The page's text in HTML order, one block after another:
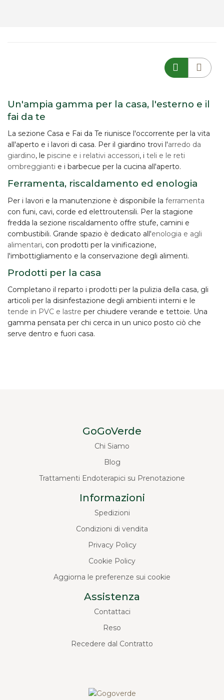
Un'ampia gamma per la casa, l'esterno e il
fai da te
La sezione Casa e Fai da Te riunisce l'occorrente per la vita
all'aperto e i lavori di casa. Per il giardino trovi l'arredo da
giardino, le piscine e i relativi accessori, i teli e le reti
ombreggianti e i barbecue per la cucina all'aperto.
Ferramenta, riscaldamento ed enologia
Per i lavori e la manutenzione è disponibile la ferramenta
con funi, cavi, corde ed elettroutensili. Per la stagione
fredda la sezione riscaldamento offre stufe, camini e
combustibili. Grande spazio è dedicato all'enologia e agli
alimentari, con prodotti per la vinificazione,
l'imbottigliamento e la conservazione degli alimenti.
Prodotti per la casa
Completano il reparto i prodotti per la pulizia della casa, gli
articoli per la disinfestazione degli ambienti interni e le
tende in PVC e lastre per chiudere verande e tettoie. Una
gamma pensata per chi cerca in un unico posto ciò che
serve dentro e fuori casa.
GoGoVerde
Chi Siamo
Blog
Trattamenti Endoterapici su Prenotazione
Informazioni
Spedizioni
Condizioni di vendita
Privacy Policy
Cookie Policy
Aggiorna le preferenze sui cookie
Assistenza
Contattaci
Reso
Recedere dal Contratto